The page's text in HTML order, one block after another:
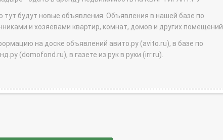
будут новые объявления. Объявления в нашей базе по
и хозяевами квартир, комнат, домов и других помещений.
на доске объявлений авито.ру (avito.ru), в базе по
(domofond.ru), в газете из рук в руки (irr.ru).